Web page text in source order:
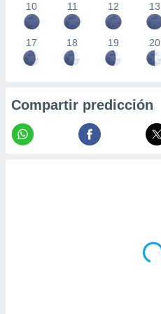
10 11 12 13
17 18 19 20
Compartir predicción